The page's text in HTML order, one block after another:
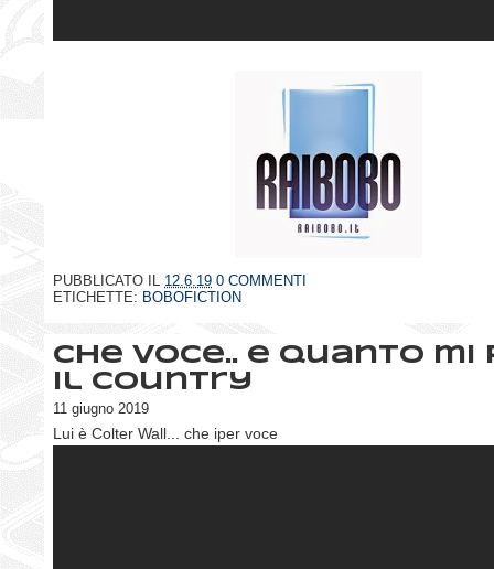
PUBBLICATO IL 12.6.19 0 COMMENTI
ETICHETTE: BOBOFICTION
Che voce.. e quanto mi
il country
11 giugno 2019
Lui è Colter Wall... che iper voce